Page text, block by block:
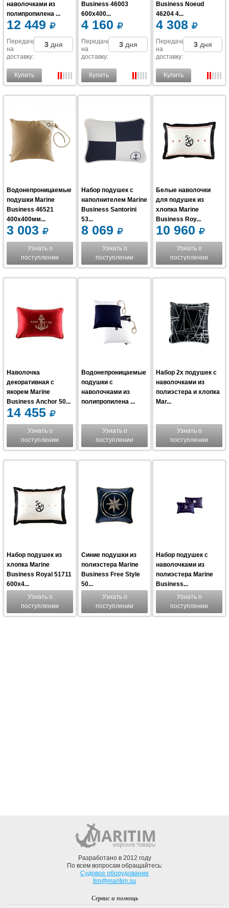
наволочками из
полипропилена ...
12 449
Передача
на
доставку:
3 дня
Купить
Business 46003
600x400...
4 160
Передача
на
доставку:
3 дня
Купить
Business Noeud
46204 4...
4 308
Передача
на
доставку:
3 дня
Купить
Водонепроницаемые
подушки Marine
Business 46521
400x400мм...
3 003
Узнать о
поступлении
Набор подушек с
наполнителем Marine
Business Santorini
53...
8 069
Узнать о
поступлении
Белые наволочки
для подушек из
хлопка Marine
Business Roy...
10 960
Узнать о
поступлении
Наволочка
декоративная с
якорем Marine
Business Anchor 50...
14 455
Узнать о
поступлении
Водонепроницаемые
подушки с
наволочками из
полипропилена ...
Узнать о
поступлении
Набор 2х подушек с
наволочками из
полиэстера и хлопка
Mar...
Узнать о
поступлении
Набор подушек из
хлопка Marine
Business Royal 51711
600x4...
Узнать о
поступлении
Синие подушки из
полиэстера Marine
Business Free Style
50...
Узнать о
поступлении
Набор подушек с
наволочками из
полиэстера Marine
Business...
Узнать о
поступлении
Разработано в 2012 году
По всем вопросам обращайтесь:
Судовое оборудование
tim@maritim.su
Сервис и помощь